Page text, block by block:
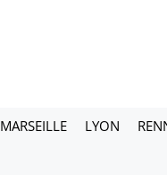
MARSEILLE LYON